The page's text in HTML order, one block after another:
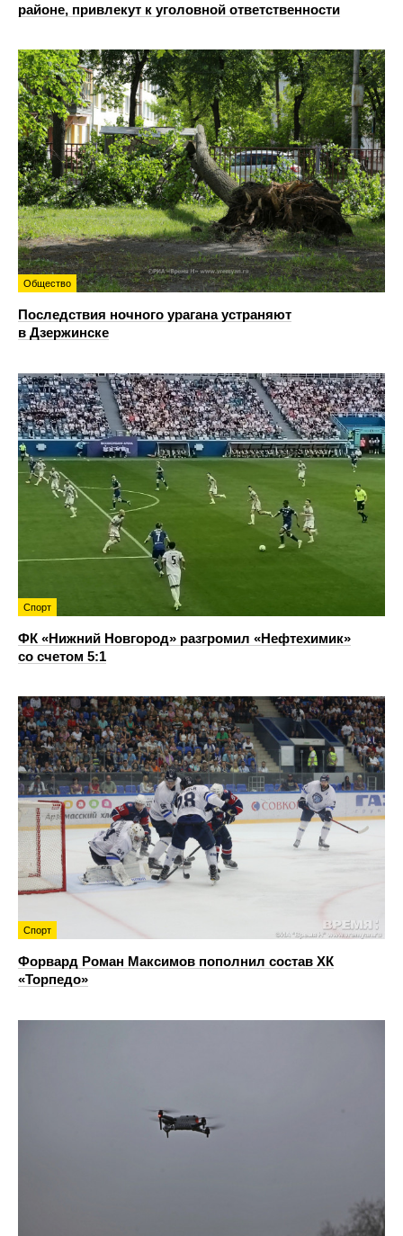
районе, привлекут к уголовной ответственности
Общество
Последствия ночного урагана устраняют
в Дзержинске
Спорт
ФК «Нижний Новгород» разгромил «Нефтехимик»
со счетом 5:1
Спорт
Форвард Роман Максимов пополнил состав ХК
«Торпедо»